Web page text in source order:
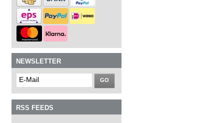
NEWSLETTER
GO
RSS FEEDS